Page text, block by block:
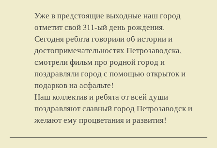
Уже в предстоящие выходные наш город
отметит свой 311-ый день рождения.
Сегодня ребята говорили об истории и
достопримечательностях Петрозаводска,
смотрели фильм про родной город и
поздравляли город с помощью открыток и
подарков на асфальте!
Наш коллектив и ребята от всей души
поздравляют славный город Петрозаводск и
желают ему процветания и развития!